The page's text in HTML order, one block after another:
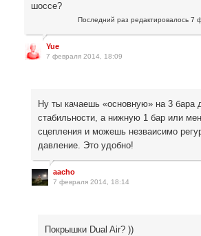
шоссе?
Последний раз редактировалось 7
Yue
7 февраля 2014, 18:09
Ну ты качаешь «основную» на 3 бара
стабильности, а нижную 1 бар или
сцепления и можешь незваисимо
давление. Это удобно!
aacho
7 февраля 2014, 18:14
Покрышки Dual Air? ))